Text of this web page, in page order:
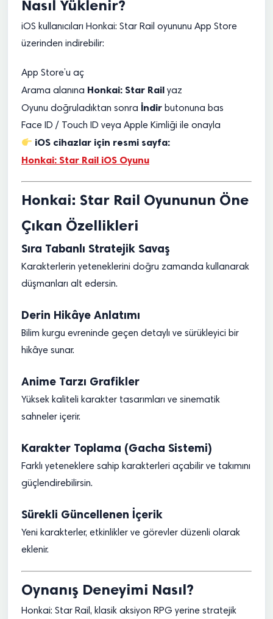
Nasıl Yüklenir?
iOS kullanıcıları Honkai: Star Rail oyununu App Store
üzerinden indirebilir:
App Store’u aç
Arama alanına Honkai: Star Rail yaz
Oyunu doğruladıktan sonra İndir butonuna bas
Face ID / Touch ID veya Apple Kimliği ile onayla
iOS cihazlar için resmi sayfa:
Honkai: Star Rail iOS Oyunu
Honkai: Star Rail Oyununun Öne
Çıkan Özellikleri
Sıra Tabanlı Stratejik Savaş
Karakterlerin yeteneklerini doğru zamanda kullanarak
düşmanları alt edersin.
Derin Hikâye Anlatımı
Bilim kurgu evreninde geçen detaylı ve sürükleyici bir
hikâye sunar.
Anime Tarzı Grafikler
Yüksek kaliteli karakter tasarımları ve sinematik
sahneler içerir.
Karakter Toplama (Gacha Sistemi)
Farklı yeteneklere sahip karakterleri açabilir ve takımını
güçlendirebilirsin.
Sürekli Güncellenen İçerik
Yeni karakterler, etkinlikler ve görevler düzenli olarak
eklenir.
Oynanış Deneyimi Nasıl?
Honkai: Star Rail, klasik aksiyon RPG yerine stratejik